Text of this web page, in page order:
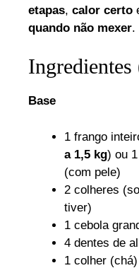
etapas, calor certo
quando não mexer.
Ingredientes
Base
1 frango
a 1,5 kg) ou
(com pele)
2 colheres
tiver)
1 cebola
4 dentes de
1 colher